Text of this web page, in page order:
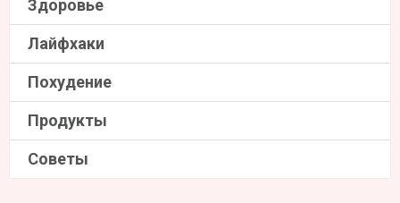
Здоровье
Лайфхаки
Похудение
Продукты
Советы